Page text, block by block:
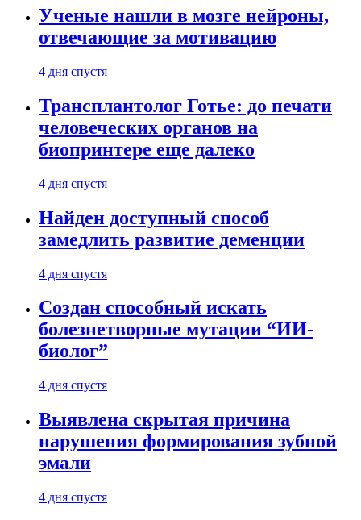
Ученые нашли в мозге нейроны,
отвечающие за мотивацию
4 дня спустя
Трансплантолог Готье: до печати
человеческих органов на
биопринтере еще далеко
4 дня спустя
Найден доступный способ
замедлить развитие деменции
4 дня спустя
Создан способный искать
болезнетворные мутации “ИИ-
биолог”
4 дня спустя
Выявлена скрытая причина
нарушения формирования зубной
эмали
4 дня спустя